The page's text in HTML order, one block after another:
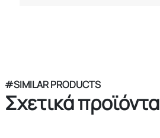
#SIMILAR PRODUCTS
Σχετικά προϊόντα